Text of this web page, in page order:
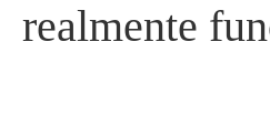
realmente